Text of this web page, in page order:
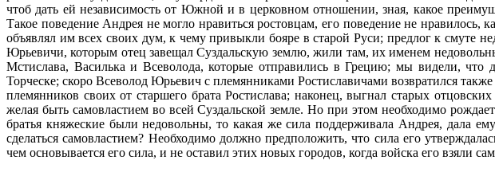
чтоб дать ей независимость от Южной и в церковном отношении, зная, какое
Такое поведение Андрея не могло нравиться ростовцам, его поведение не
объявлял им всех своих дум, к чему привыкли бояре в старой Руси; предлог к смуте
Юрьевичи, которым отец завещал Суздальскую землю, жили там, их именем
Мстислава, Василька и Всеволода, которые отправились в Грецию; мы видели,
Торческе; скоро Всеволод Юрьевич с племянниками Ростиславичами возвратился
племянников своих от старшего брата Ростислава; наконец, выгнал старых
желая быть самовластием во всей Суздальской земле. Но при этом необходимо
братья княжеские были недовольны, то какая же сила поддерживала Андрея, дала
сделаться самовластием? Необходимо должно предположить, что сила его
чем основывается его сила, и не оставил этих новых городов, когда войска его взяли